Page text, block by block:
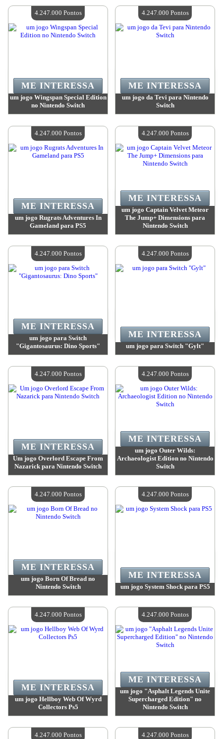
Quantidade disponível:4
Quantidade disponível:4
um jogo Wingspan Special Edition
no Nintendo Switch
Quantidade disponível:4
ME INTERESSA
4.247.000 Pontos
um jogo da Tevi para Nintendo
Switch
Quantidade disponível:4
ME INTERESSA
4.247.000 Pontos
um jogo Rugrats Adventures In
Gameland para PS5
Quantidade disponível:4
ME INTERESSA
4.247.000 Pontos
um jogo Captain Velvet Meteor
The Jump+ Dimensions para
Nintendo Switch
Quantidade disponível:4
ME INTERESSA
4.247.000 Pontos
um jogo para Switch
"Gigantosaurus: Dino Sports"
Quantidade disponível:4
ME INTERESSA
4.247.000 Pontos
um jogo para Switch "Gylt"
Quantidade disponível:4
ME INTERESSA
4.247.000 Pontos
Um jogo Overlord Escape From
Nazarick para Nintendo Switch
Quantidade disponível:4
ME INTERESSA
4.247.000 Pontos
um jogo Outer Wilds:
Archaeologist Edition no Nintendo
Switch
Quantidade disponível:4
ME INTERESSA
4.247.000 Pontos
um jogo Born Of Bread no
Nintendo Switch
Quantidade disponível:4
ME INTERESSA
4.247.000 Pontos
um jogo System Shock para PS5
Quantidade disponível:4
ME INTERESSA
4.247.000 Pontos
um jogo Hellboy Web Of Wyrd
Collectors Ps5
Quantidade disponível:4
ME INTERESSA
4.247.000 Pontos
um jogo "Asphalt Legends Unite
Supercharged Edition" no
Nintendo Switch
Quantidade disponível:4
ME INTERESSA
4.247.000 Pontos
4.247.000 Pontos 4.247.000 Pontos